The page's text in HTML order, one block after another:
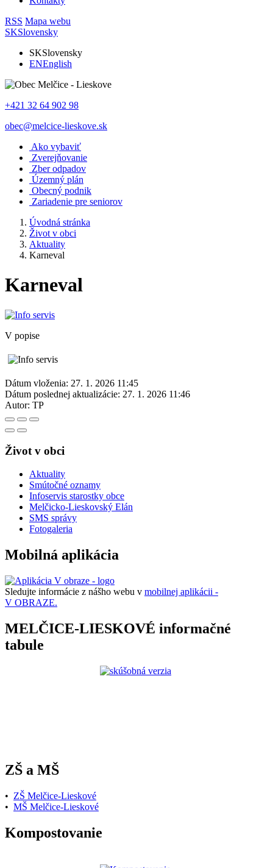
RSS Mapa webu
SKSlovensky
SKSlovensky
ENEnglish
+421 32 64 902 98
obec@melcice-lieskove.sk
Ako vybaviť
Zverejňovanie
Zber odpadov
Územný plán
Obecný podnik
Zariadenie pre seniorov
Úvodná stránka
Život v obci
Aktuality
Karneval
Karneval
V popise
Dátum vloženia: 27. 1. 2026 11:45
Dátum poslednej aktualizácie: 27. 1. 2026 11:46
Autor: TP
Život v obci
Aktuality
Smútočné oznamy
Infoservis starostky obce
Melčicko-Lieskovský Elán
SMS správy
Fotogaleria
Mobilná aplikácia
Sledujte informácie z nášho webu v mobilnej aplikácii -
V OBRAZE.
MELČICE-LIESKOVÉ informačné
tabule
ZŠ a MŠ
• ZŠ Melčice-Lieskové
• MŠ Melčice-Lieskové
Kompostovanie